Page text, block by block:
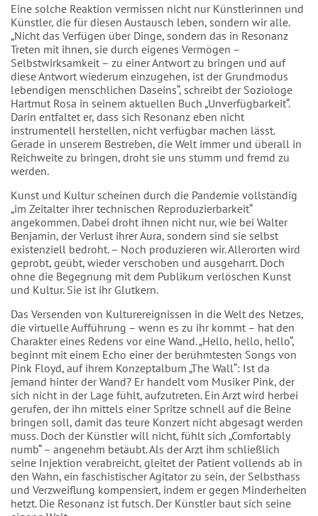
Eine solche Reaktion vermissen nicht nur Künstlerinnen und
Künstler, die für diesen Austausch leben, sondern wir alle.
„Nicht das Verfügen über Dinge, sondern das in Resonanz
Treten mit ihnen, sie durch eigenes Vermögen –
Selbstwirksamkeit – zu einer Antwort zu bringen und auf
diese Antwort wiederum einzugehen, ist der Grundmodus
lebendigen menschlichen Daseins“, schreibt der Soziologe
Hartmut Rosa in seinem aktuellen Buch „Unverfügbarkeit“.
Darin entfaltet er, dass sich Resonanz eben nicht
instrumentell herstellen, nicht verfügbar machen lässt.
Gerade in unserem Bestreben, die Welt immer und überall in
Reichweite zu bringen, droht sie uns stumm und fremd zu
werden.
Kunst und Kultur scheinen durch die Pandemie vollständig
„im Zeitalter ihrer technischen Reproduzierbarkeit“
angekommen. Dabei droht ihnen nicht nur, wie bei Walter
Benjamin, der Verlust ihrer Aura, sondern sind sie selbst
existenziell bedroht. – Noch produzieren wir. Allerorten wird
geprobt, geübt, wieder verschoben und ausgeharrt. Doch
ohne die Begegnung mit dem Publikum verlöschen Kunst
und Kultur. Sie ist ihr Glutkern.
Das Versenden von Kulturereignissen in die Welt des Netzes,
die virtuelle Aufführung – wenn es zu ihr kommt – hat den
Charakter eines Redens vor eine Wand. „Hello, hello, hello“,
beginnt mit einem Echo einer der berühmtesten Songs von
Pink Floyd, auf ihrem Konzeptalbum „The Wall“: Ist da
jemand hinter der Wand? Er handelt vom Musiker Pink, der
sich nicht in der Lage fühlt, aufzutreten. Ein Arzt wird herbei
gerufen, der ihn mittels einer Spritze schnell auf die Beine
bringen soll, damit das teure Konzert nicht abgesagt werden
muss. Doch der Künstler will nicht, fühlt sich „Comfortably
numb“ – angenehm betäubt. Als der Arzt ihm schließlich
seine Injektion verabreicht, gleitet der Patient vollends ab in
den Wahn, ein faschistischer Agitator zu sein, der Selbsthass
und Verzweiflung kompensiert, indem er gegen Minderheiten
hetzt. Die Resonanz ist futsch. Der Künstler baut sich seine